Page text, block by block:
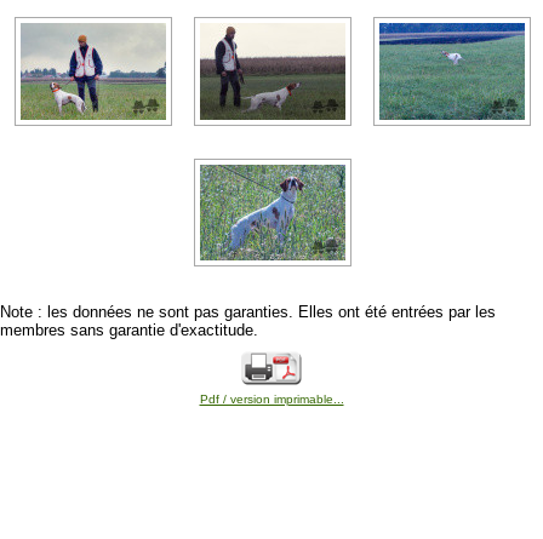
Note : les données ne sont pas garanties. Elles ont été entrées par les
membres sans garantie d'exactitude.
Pdf / version imprimable...